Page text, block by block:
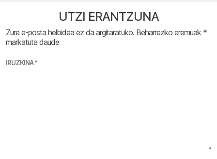
UTZI ERANTZUNA
Zure e-posta helbidea ez da argitaratuko. Beharrezko eremuak *
markatuta daude
IRUZKINA*